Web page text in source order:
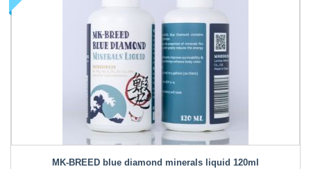
MK-BREED blue diamond minerals liquid 120ml